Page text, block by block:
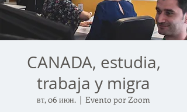
CANADA, estudia,
trabaja y migra
вт, 06 июн.
  |
Evento por Zoom